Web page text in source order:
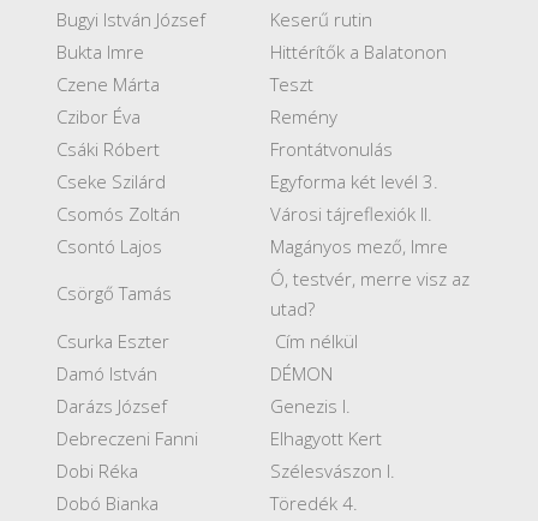
Bugyi István József
Keserű rutin
Bukta Imre
Hittérítők a Balatonon
Czene Márta
Teszt
Czibor Éva
Remény
Csáki Róbert
Frontátvonulás
Cseke Szilárd
Egyforma két levél 3.
Csomós Zoltán
Városi tájreflexiók II.
Csontó Lajos
Magányos mező, Imre
Csörgő Tamás
Ó, testvér, merre visz az
utad?
Csurka Eszter
Cím nélkül
Damó István
DÉMON
Darázs József
Genezis I.
Debreczeni Fanni
Elhagyott Kert
Dobi Réka
Szélesvászon I.
Dobó Bianka
Töredék 4.